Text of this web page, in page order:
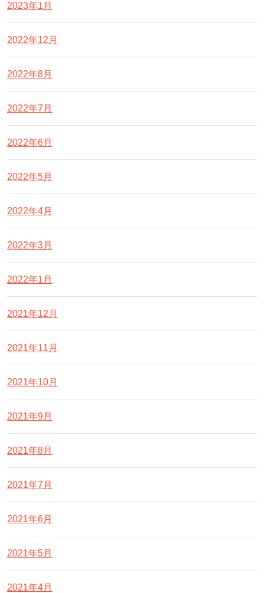
2023年1月
2022年12月
2022年8月
2022年7月
2022年6月
2022年5月
2022年4月
2022年3月
2022年1月
2021年12月
2021年11月
2021年10月
2021年9月
2021年8月
2021年7月
2021年6月
2021年5月
2021年4月